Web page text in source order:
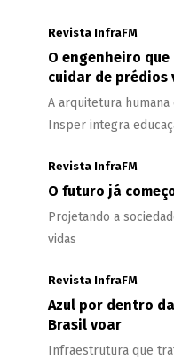
Revista InfraFM
O engenheiro
cuidar de prédios
A arquitetura
Insper integra
Revista InfraFM
O futuro já
Projetando a
vidas
Revista InfraFM
Azul por dentro
Brasil voar
Infraestrutura que